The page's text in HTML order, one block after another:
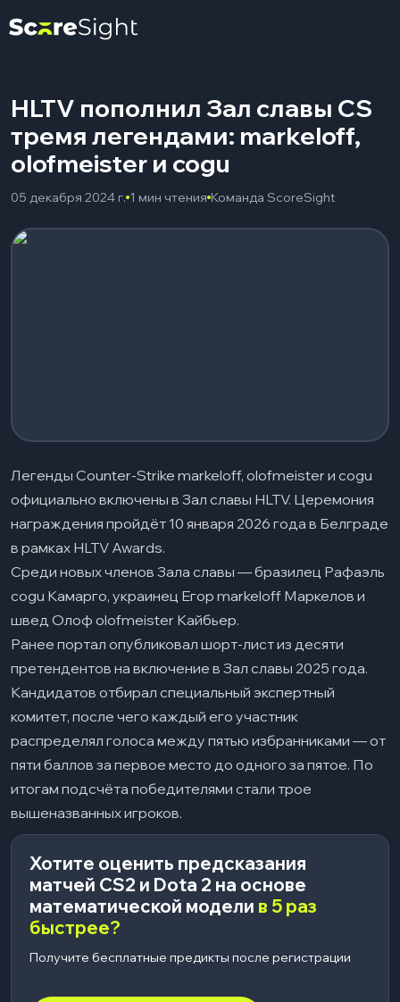
HLTV пополнил Зал славы CS
тремя легендами: markeloff,
olofmeister и cogu
05 декабря 2024 г. 1 мин чтения Команда ScoreSight
Легенды Counter-Strike markeloff, olofmeister и cogu
официально включены в Зал славы HLTV. Церемония
награждения пройдёт 10 января 2026 года в Белграде
в рамках HLTV Awards.
Среди новых членов Зала славы — бразилец Рафаэль
cogu Камарго, украинец Егор markeloff Маркелов и
швед Олоф olofmeister Кайбьер.
Ранее портал опубликовал шорт-лист из десяти
претендентов на включение в Зал славы 2025 года.
Кандидатов отбирал специальный экспертный
комитет, после чего каждый его участник
распределял голоса между пятью избранниками — от
пяти баллов за первое место до одного за пятое. По
итогам подсчёта победителями стали трое
вышеназванных игроков.
Хотите оценить предсказания
матчей CS2 и Dota 2 на основе
математической модели в 5 раз
быстрее?
Получите бесплатные предикты после регистрации